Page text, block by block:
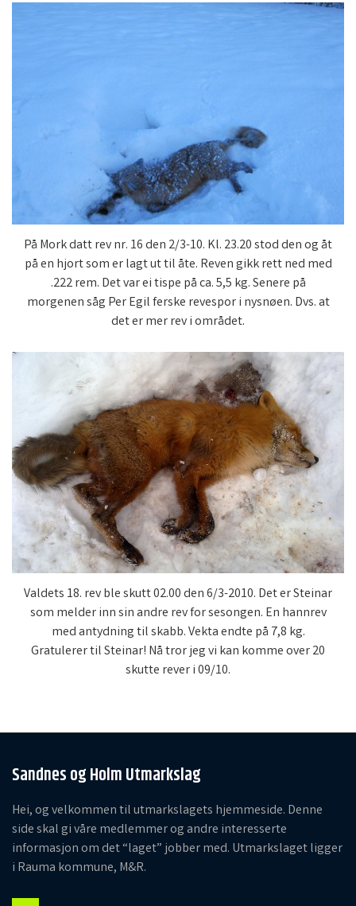
På Mork datt rev nr. 16 den 2/3-10. Kl. 23.20 stod den og åt
på en hjort som er lagt ut til åte. Reven gikk rett ned med
.222 rem. Det var ei tispe på ca. 5,5 kg. Senere på
morgenen såg Per Egil ferske revespor i nysnøen. Dvs. at
det er mer rev i området.
Valdets 18. rev ble skutt 02.00 den 6/3-2010. Det er Steinar
som melder inn sin andre rev for sesongen. En hannrev
med antydning til skabb. Vekta endte på 7,8 kg.
Gratulerer til Steinar! Nå tror jeg vi kan komme over 20
skutte rever i 09/10.
Sandnes og Holm Utmarkslag
Hei, og velkommen til utmarkslagets hjemmeside. Denne
side skal gi våre medlemmer og andre interesserte
informasjon om det “laget” jobber med. Utmarkslaget ligger
i Rauma kommune, M&R.